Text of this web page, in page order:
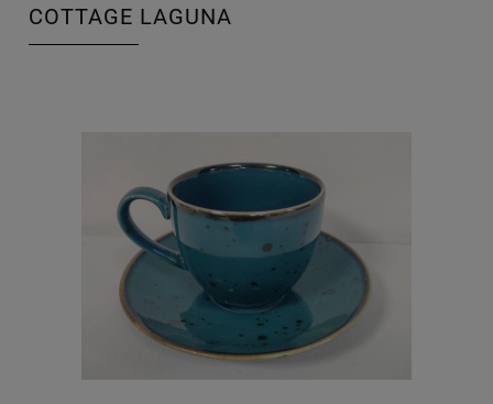
COTTAGE LAGUNA